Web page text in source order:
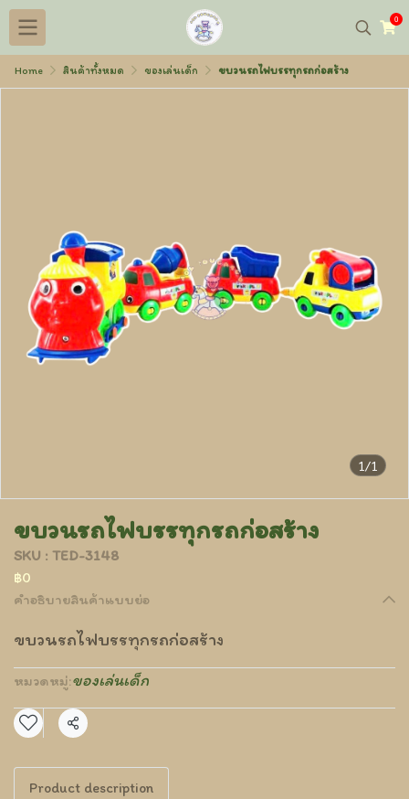
0
Home สินค้าทั้งหมด ของเล่นเด็ก ขบวนรถไฟบรรทุกรถก่อสร้าง
1/1
ขบวนรถไฟบรรทุกรถก่อสร้าง
SKU : TED-3148
฿0
คำอธิบายสินค้าแบบย่อ
ขบวนรถไฟบรรทุกรถก่อสร้าง
หมวดหมู่:ของเล่นเด็ก
แชร์
Product description